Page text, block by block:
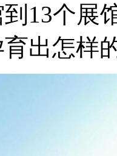
13个展
出怎样